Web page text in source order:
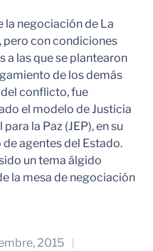
la negociación de La
pero con condiciones
a las que se plantearon
de los demás
conflicto, fue
el modelo de Justicia
para la Paz (JEP), en su
agentes del Estado.
un tema álgido
la mesa de negociación
2015